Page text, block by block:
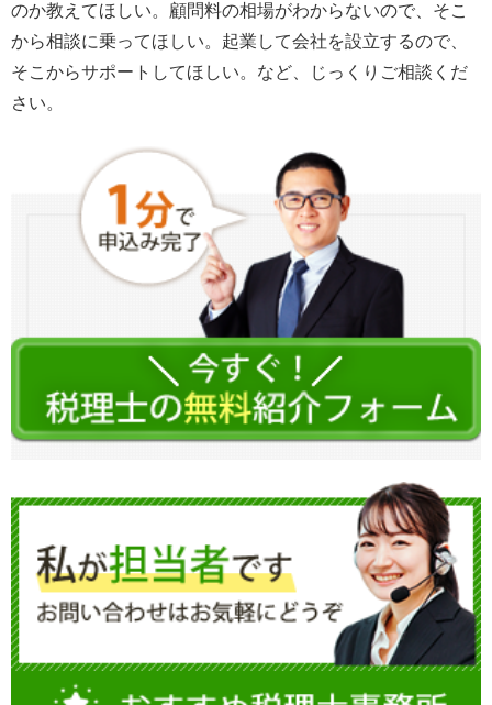
のか教えてほしい。顧問料の相場がわからないので、そこ
から相談に乗ってほしい。起業して会社を設立するので、
そこからサポートしてほしい。など、じっくりご相談くだ
さい。